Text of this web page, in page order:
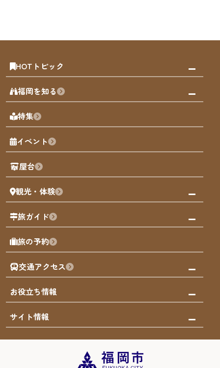
HOTトピック
みんなの旅行記
天神エリア
博多旧市街
福岡城
歴史・文化
福岡を知る
福岡の見どころ
福岡の魅力
観光カレンダー
観光PR動画
まち歩き
福岡グルメ
福岡を楽しむ
福岡のアート
福岡のナイトタイム
福岡の歴史・文化
サステナブルツーリズム
福岡検定
よかなび音声ガイド
特集
イベント
屋台
観光・体験
観る・遊ぶ
屋台
買う
体験
泊まる
旅ガイド
モデルコース
AIおまかせコース
オリジナルプラン
みんなの旅行記
旅の予約
交通アクセス
市内交通ガイド
お得なチケット
お役立ち情報
お知らせ
災害情報
サイト情報
まち歩き・体験プログラム掲載申込